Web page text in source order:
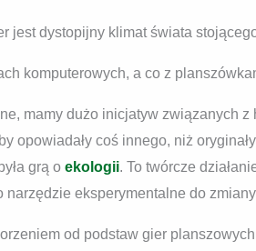
jest dystopijny klimat świata
komputerowych, a co z
mamy dużo inicjatyw związanych
opowiadały coś innego, niż
grą o ekologii. To twórcze
narzędzie eksperymentalne do
od podstaw gier